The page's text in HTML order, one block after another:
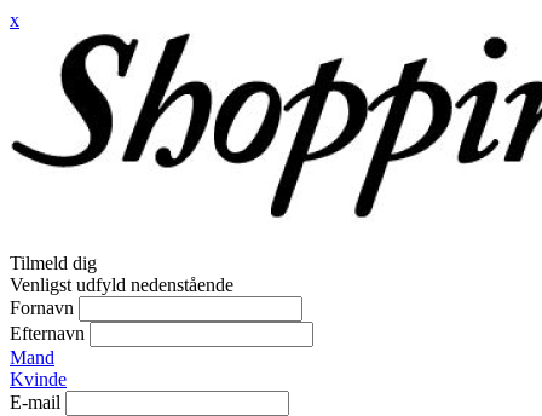
x
Tilmeld dig
Venligst udfyld nedenstående
Fornavn
Efternavn
Mand
Kvinde
E-mail